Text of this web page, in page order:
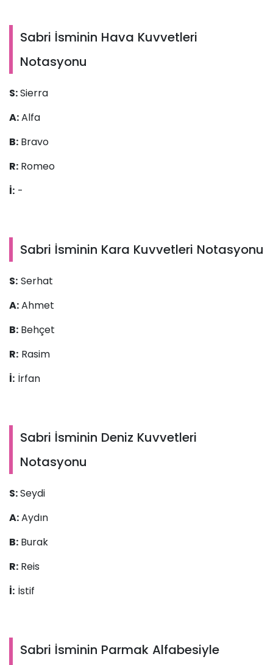
Sabri İsminin Hava Kuvvetleri
Notasyonu
S:Sierra
A:Alfa
B: Bravo
R: Romeo
İ: -
Sabri İsminin Kara Kuvvetleri Notasyonu
S: Serhat
A:Ahmet
B: Behçet
R: Rasim
İ: İrfan
Sabri İsminin Deniz Kuvvetleri
Notasyonu
S:Seydi
A:Aydın
B: Burak
R: Reis
İ: İstif
Sabri İsminin Parmak Alfabesiyle